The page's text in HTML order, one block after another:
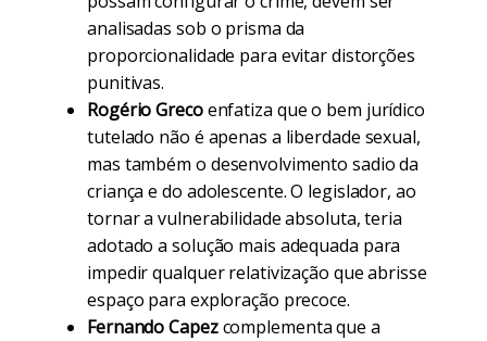
analisadas sob o prisma da
proporcionalidade para evitar distorções
punitivas.
Rogério Grecoenfatiza que o bem jurídico
tutelado não é apenas a liberdade sexual,
mas também o desenvolvimento sadio da
criança e do adolescente. O legislador, ao
tornar a vulnerabilidade absoluta, teria
adotado a solução mais adequada para
impedir qualquer relativização que abrisse
espaço para exploração precoce.
Fernando Capezcomplementa que a